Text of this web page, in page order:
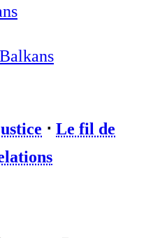
⋅ Le fil de